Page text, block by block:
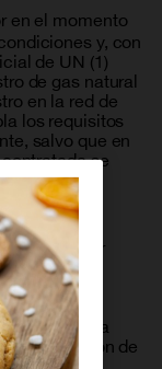
en el momento
y, con
de UN (1)
de gas natural
en la red de
los requisitos
salvo que en
se
inicial, el
por
la inicial,
y
de forma
revisión de